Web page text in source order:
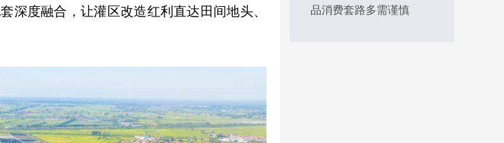
深度融合，让灌区改造红利直达田间地头、
品消费套路多需谨慎